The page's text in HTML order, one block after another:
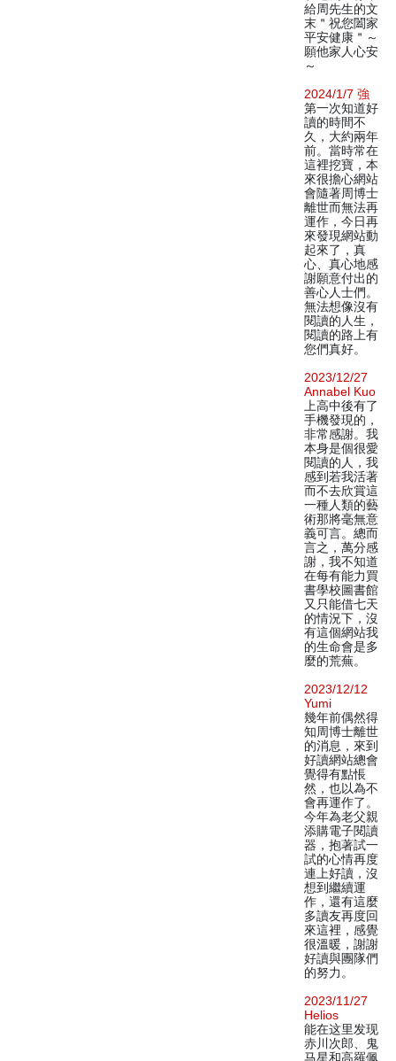
給周先生的文
末＂祝您闔家
平安健康＂～
願他家人心安
～
2024/1/7 強
第一次知道好
讀的時間不
久，大約兩年
前。當時常在
這裡挖寶，本
來很擔心網站
會隨著周博士
離世而無法再
運作，今日再
來發現網站動
起來了，真
心、真心地感
謝願意付出的
善心人士們。
無法想像沒有
閱讀的人生，
閱讀的路上有
您們真好。
2023/12/27
Annabel Kuo
上高中後有了
手機發現的，
非常感謝。我
本身是個很愛
閱讀的人，我
感到若我活著
而不去欣賞這
一種人類的藝
術那將毫無意
義可言。總而
言之，萬分感
謝，我不知道
在每有能力買
書學校圖書館
又只能借七天
的情況下，沒
有這個網站我
的生命會是多
麼的荒蕪。
2023/12/12
Yumi
幾年前偶然得
知周博士離世
的消息，來到
好讀網站總會
覺得有點悵
然，也以為不
會再運作了。
今年為老父親
添購電子閱讀
器，抱著試一
試的心情再度
連上好讀，沒
想到繼續運
作，還有這麼
多讀友再度回
來這裡，感覺
很溫暖，謝謝
好讀與團隊們
的努力。
2023/11/27
Helios
能在这里发现
赤川次郎、鬼
马星和高羅佩